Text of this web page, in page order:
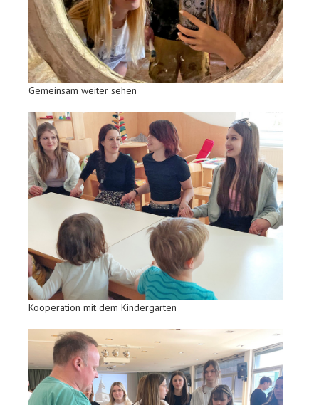
Gemeinsam weiter sehen
Kooperation mit dem Kindergarten